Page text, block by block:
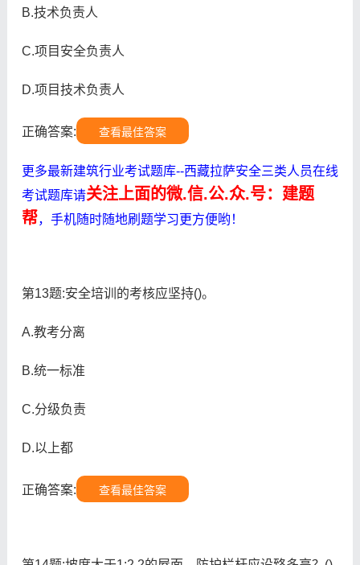
B.技术负责人
C.项目安全负责人
D.项目技术负责人
正确答案: 查看最佳答案
更多最新建筑行业考试题库--西藏拉萨安全三类人员在线
考试题库请关注上面的微.信.公.众.号：建题
帮，手机随时随地刷题学习更方便哟！
第13题:安全培训的考核应坚持()。
A.教考分离
B.统一标准
C.分级负责
D.以上都
正确答案: 查看最佳答案